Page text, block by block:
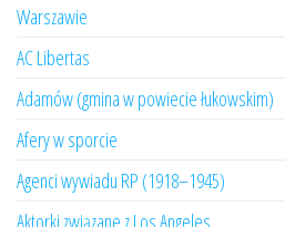
Warszawie
AC Libertas
Adamów (gmina w powiecie łukowskim)
Afery w sporcie
Agenci wywiadu RP (1918–1945)
Aktorki związane z Los Angeles